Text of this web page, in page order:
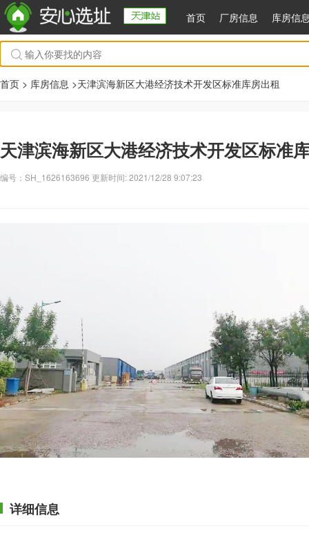
首页 厂房信息 库房信
首页 > 库房信息 >天津滨海新区大港经济技术开发区标准库房出租
天津滨海新区大港经济技术开发区标准
编号：SH_1626163696 更新时间: 2021/12/28 9:07:23
详细信息